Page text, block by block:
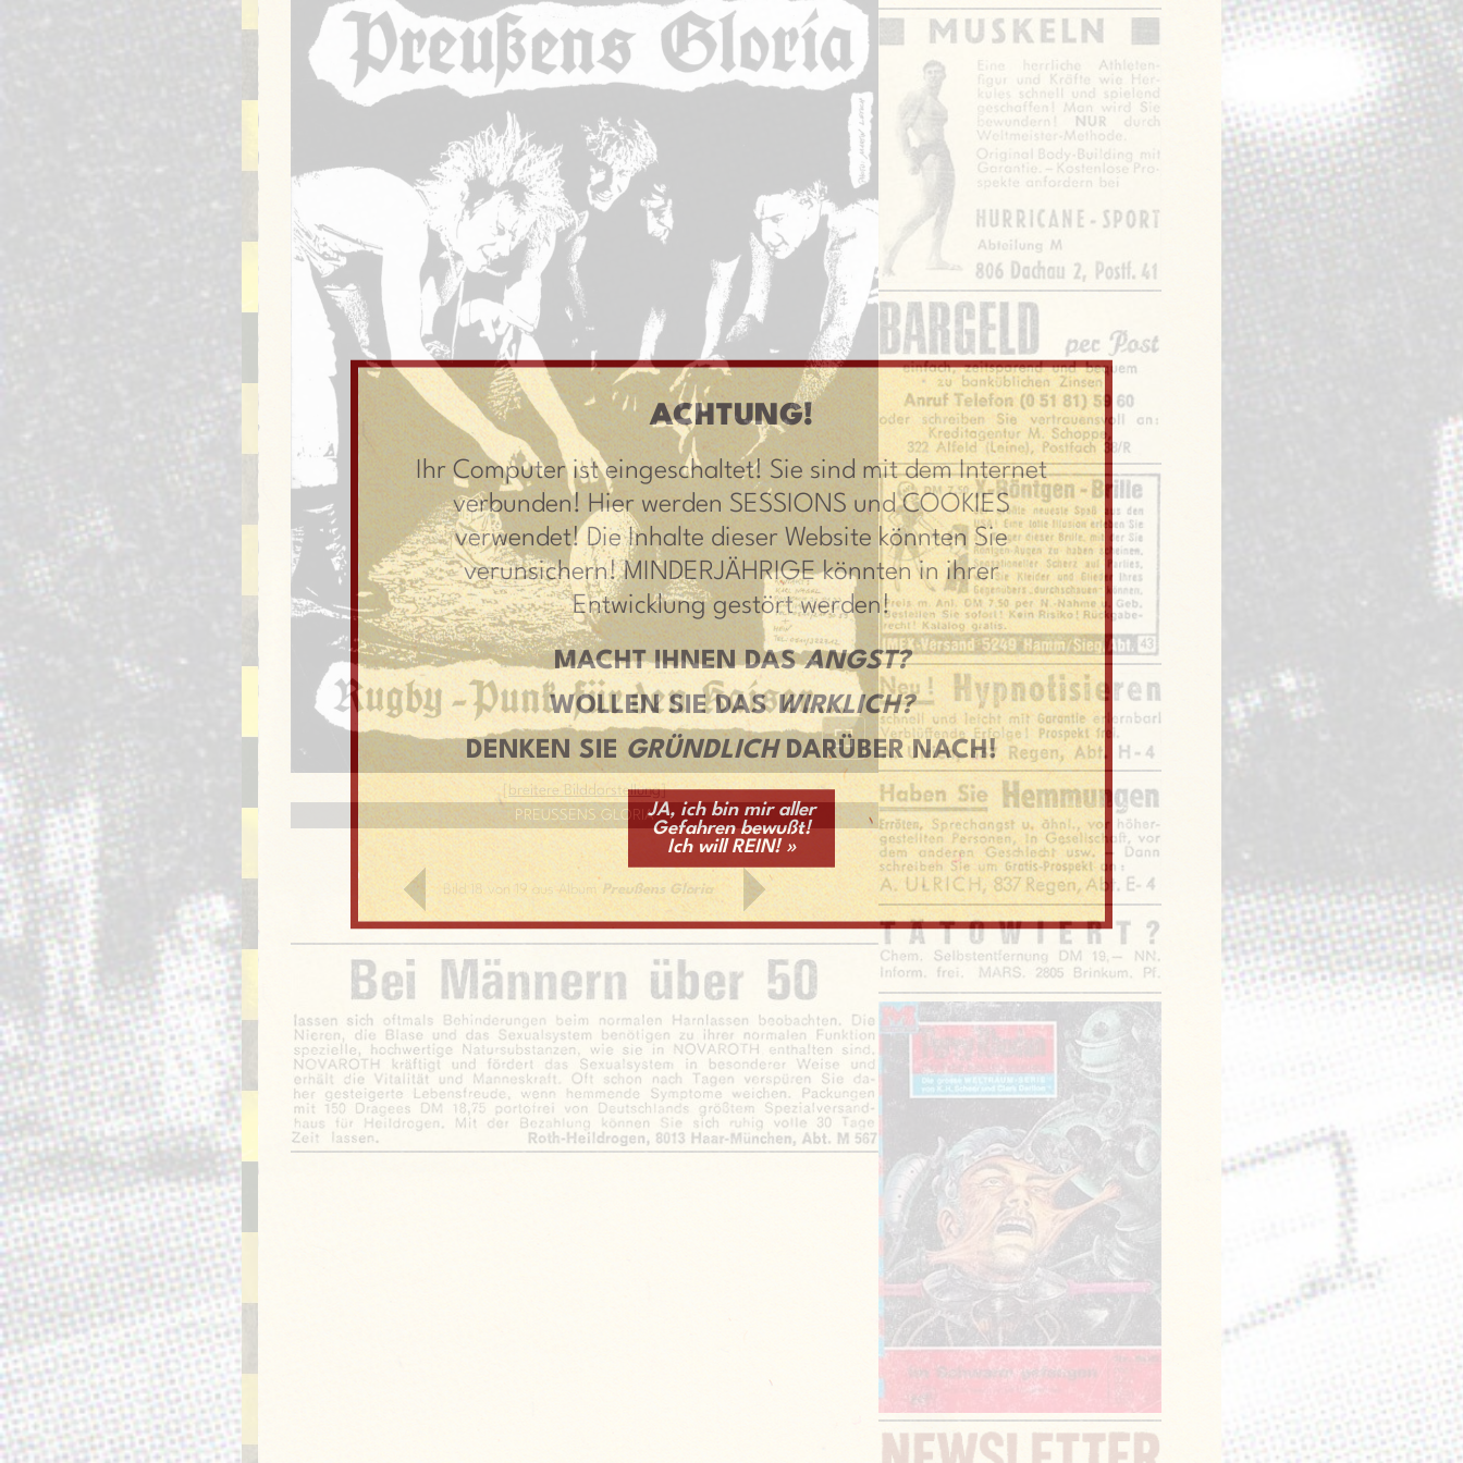
breitere Bilddarstellung]
PREUSSENS GLORIA
Bild 18 von 19 aus Album Preußens Gloria
ACHTUNG!
Ihr Computer ist eingeschaltet! Sie sind mit dem Internet
verbunden! Hier werden SESSIONS und COOKIES
verwendet! Die Inhalte dieser Website könnten Sie
verunsichern! MINDERJÄHRIGE könnten in ihrer
Entwicklung gestört werden!
MACHT IHNEN DASANGST?
WOLLEN SIE DASWIRKLICH?
DENKEN SIE GRÜNDLICHDARÜBER NACH!
JA, ich bin mir aller
Gefahren bewußt!
Ich will REIN! »